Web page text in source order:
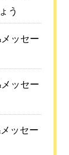
う
ッセー
ッセー
ッセー